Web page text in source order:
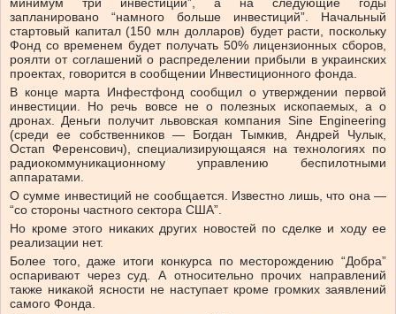
минимум три инвестиции”, а на следующие годы
запланировано “намного больше инвестиций”. Начальный
стартовый капитал (150 млн долларов) будет расти, поскольку
Фонд со временем будет получать 50% лицензионных сборов,
роялти от соглашений о распределении прибыли в украинских
проектах, говорится в сообщении Инвестиционного фонда.
В конце марта Инфестфонд сообщил о утверждении первой
инвестиции. Но речь вовсе не о полезных ископаемых, а о
дронах. Деньги получит львовская компания Sine Engineering
(среди ее собственников — Богдан Тымкив, Андрей Чулык,
Остап Ференсович), специализирующаяся на технологиях по
радиокоммуникационному управлению беспилотными
аппаратами.
О сумме инвестиций не сообщается. Известно лишь, что она —
“со стороны частного сектора США”.
Но кроме этого никаких других новостей по сделке и ходу ее
реализации нет.
Более того, даже итоги конкурса по месторождению “Добра”
оспаривают через суд. А относительно прочих направлений
также никакой ясности не наступает кроме громких заявлений
самого Фонда.